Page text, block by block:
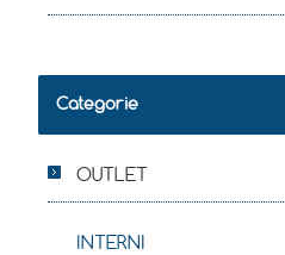
Categorie
OUTLET
INTERNI